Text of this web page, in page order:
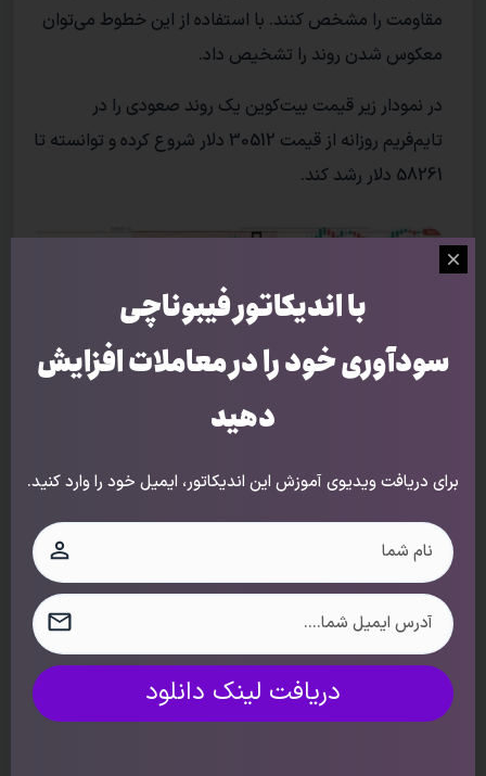
مقاومت را مشخص کنند. با استفاده از این خطوط می‌توان
معکوس شدن روند را تشخیص داد.
در نمودار زیر قیمت‌ بیت‌کوین یک روند صعودی را در
تایم‌‌فریم روزانه از قیمت 30512 دلار شروع کرده و توانسته تا
58261 دلار رشد کند.
پس از متوقف شدن قیمت در محدوده‌ی 58261 دلار، یک
روند اصلاحی نزولی شکل گرفته و قیمت تا 44435 دلار
کاهش پیدا کرده‌است. این محدوده‌ی قیمتی در ناحیه‌ی 50
درصد فیبوناچی قرار دارد که نسبت بسیار قدرت‌مندی است و
یک حمایت قوی را تشکیل داده‌است.
یک کندل قرمز رنگ با یک سایه‌ی بلند در این ناحیه وجود
دارد که خود آن نیز یک
Pin Bar
با اندیکاتور فیبوناچی
سودآوری خود را در معاملات افزایش
دهید
برای دریافت ویدیوی آموزش این اندیکاتور، ایمیل خود را وارد کنید.
دریافت لینک دانلود